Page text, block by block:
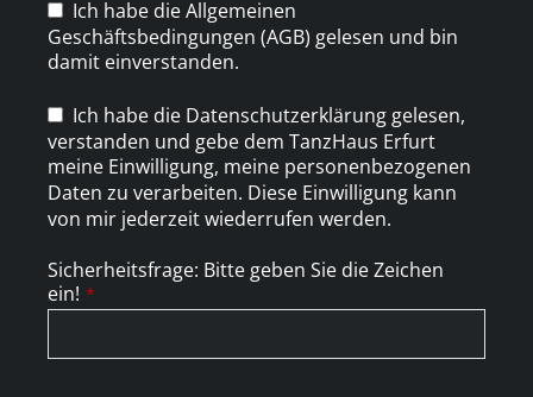
Ich habe die Allgemeinen
Geschäftsbedingungen (AGB) gelesen und bin
damit einverstanden.
Ich habe die Datenschutzerklärung gelesen,
verstanden und gebe dem TanzHaus Erfurt
meine Einwilligung, meine personenbezogenen
Daten zu verarbeiten. Diese Einwilligung kann
von mir jederzeit wiederrufen werden.
Sicherheitsfrage: Bitte geben Sie die Zeichen
ein! *